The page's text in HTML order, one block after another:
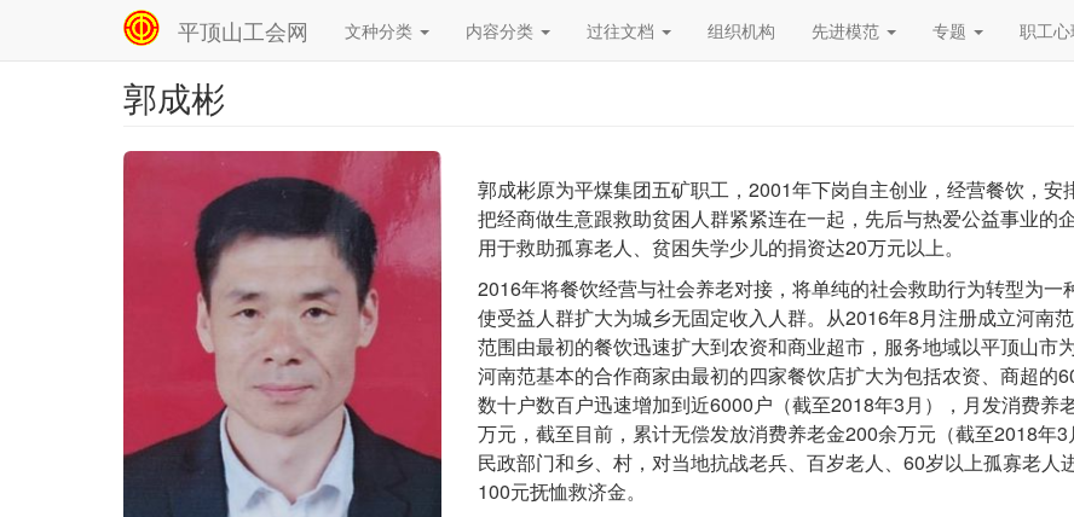
平顶山工会网
Main
navigation
文种分类 内容分类 过往文档 组织机构 先进模范 专题 职工
郭成彬
郭成彬原为平煤集团五矿职工，2001年下岗自主创业，经营餐饮，安
把经商做生意跟救助贫困人群紧紧连在一起，先后与热爱公益事业的
用于救助孤寡老人、贫困失学少儿的捐资达20万元以上。
2016年将餐饮经营与社会养老对接，将单纯的社会救助行为转型为一
使受益人群扩大为城乡无固定收入人群。从2016年8月注册成立河南
范围由最初的餐饮迅速扩大到农资和商业超市，服务地域以平顶山市
河南范基本的合作商家由最初的四家餐饮店扩大为包括农资、商超的
数十户数百户迅速增加到近6000户（截至2018年3月），月发消费养
万元，截至目前，累计无偿发放消费养老金200余万元（截至2018年
民政部门和乡、村，对当地抗战老兵、百岁老人、60岁以上孤寡老
100元抚恤救济金。